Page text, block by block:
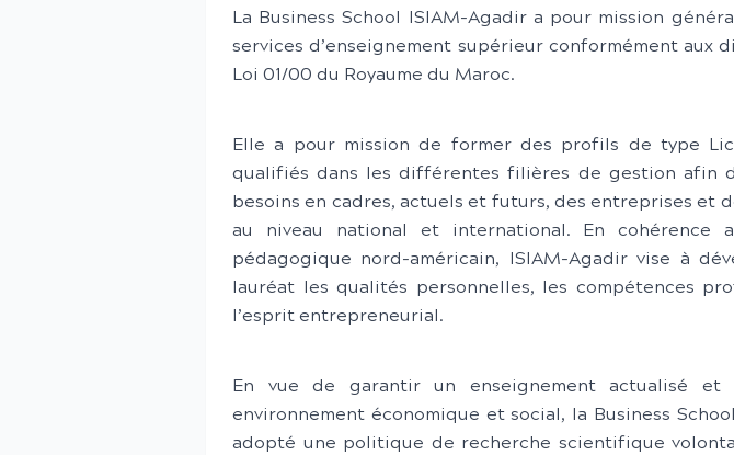
La Business School ISIAM-Agadir a pour mission
services d’enseignement supérieur conformément aux
Loi 01/00 du Royaume du Maroc.
Elle a pour mission de former des profils de type
qualifiés dans les différentes filières de gestion afin
besoins en cadres, actuels et futurs, des entreprises et
au niveau national et international. En cohérence
pédagogique nord-américain, ISIAM-Agadir vise à
lauréat les qualités personnelles, les compétences
l’esprit entrepreneurial.
En vue de garantir un enseignement actualisé et
environnement économique et social, la Business
adopté une politique de recherche scientifique